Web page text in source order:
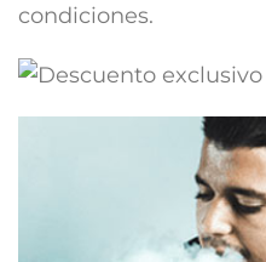
condiciones.